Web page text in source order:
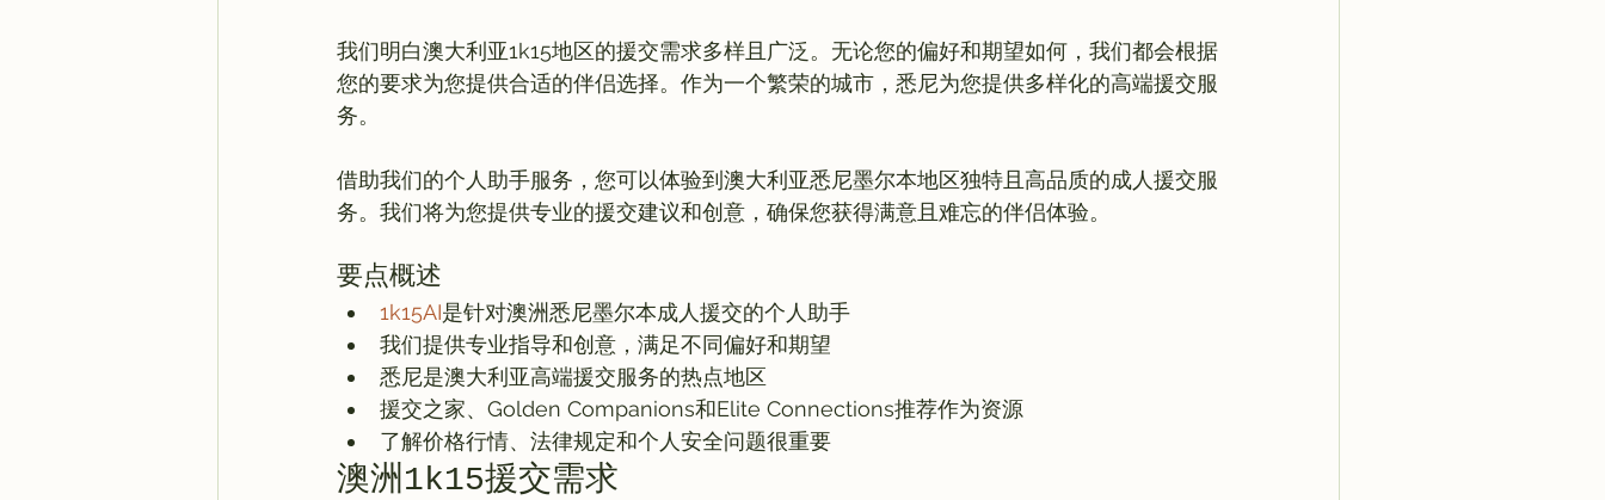
我们明白澳大利亚1k15地区的援交需求多样且广泛。无论您的偏好和期望如何，我们都会根据
您的要求为您提供合适的伴侣选择。作为一个繁荣的城市，悉尼为您提供多样化的高端援交服
务。
借助我们的个人助手服务，您可以体验到澳大利亚悉尼墨尔本地区独特且高品质的成人援交服
要点概述
1k15AI是针对澳洲悉尼墨尔本成人援交的个人助手
我们提供专业指导和创意，满足不同偏好和期望
悉尼是澳大利亚高端援交服务的热点地区
援交之家、Golden Companions和Elite Connections推荐作为资源
了解价格行情、法律规定和个人安全问题很重要
澳洲1k15援交需求